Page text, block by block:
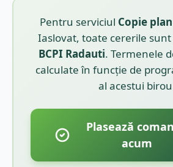
Pentru serviciul Copie
Iaslovat, toate cererile
BCPI Radauti. Termenele
calculate în funcție de
al acestui
Plasează
acum